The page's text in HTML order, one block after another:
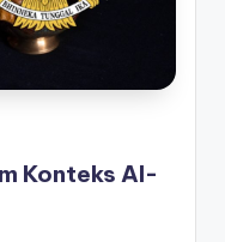
Konteks Al-